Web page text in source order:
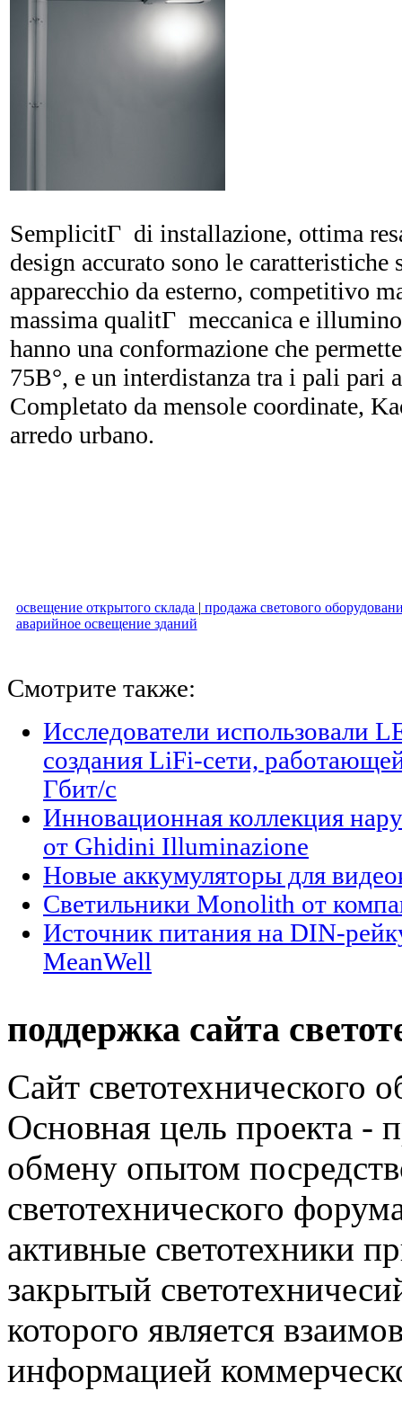
SemplicitГ di installazione, ottima
design accurato sono le
apparecchio da esterno, competitivo
massima qualitГ meccanica e
hanno una conformazione che
75В°, e un interdistanza tra i pali pari
Completato da mensole coordinate,
arredo urbano.
освещение открытого склада | продажа светового
аварийное освещение зданий
Смотрите также:
Исследователи использовали
создания LiFi-сети,
Гбит/с
Инновационная коллекция
от Ghidini Illuminazione
Новые аккумуляторы для
Светильники Monolith от
Источник питания на DIN-
MeanWell
поддержка сайта
Сайт светотехнического
Основная цель проекта -
обмену опытом
светотехнического
активные светотехники
закрытый
которого является
информацией